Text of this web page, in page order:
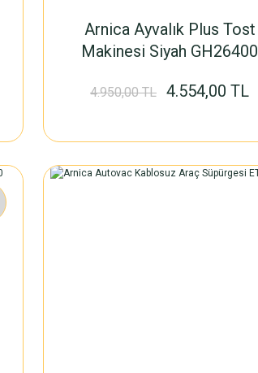
Arnica Ayvalık Plus Tost
Makinesi Siyah GH26400
4.950,00 TL 4.554,00 TL